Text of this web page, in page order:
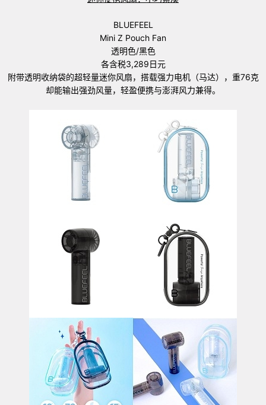
BLUEFEEL
Mini Z Pouch Fan
透明色/黑色
各含税3,289日元
附带透明收纳袋的超轻量迷你风扇，搭载强力电机（马达），重76克
却能输出强劲风量，轻盈便携与澎湃风力兼得。